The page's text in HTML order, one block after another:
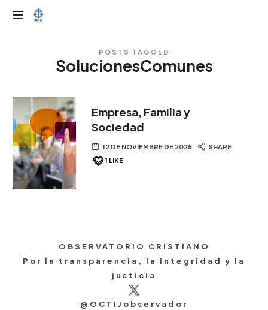
OTIJobservador
POSTS TAGGED
SolucionesComunes
Empresa, Familia y
Sociedad
12 DE NOVIEMBRE DE 2025
SHARE
1 LIKE
OBSERVATORIO CRISTIANO
Por la transparencia, la integridad y la
justicia
@OCTIJobservador